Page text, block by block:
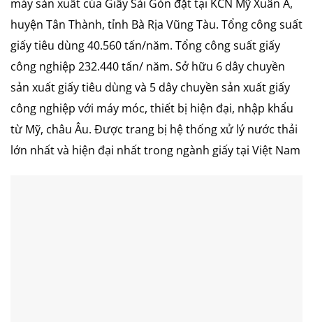
máy sản xuất của Giấy Sài Gòn đặt tại KCN Mỹ Xuân A,
huyện Tân Thành, tỉnh Bà Rịa Vũng Tàu. Tổng công suất
giấy tiêu dùng 40.560 tấn/năm. Tổng công suất giấy
công nghiệp 232.440 tấn/ năm. Sở hữu 6 dây chuyền
sản xuất giấy tiêu dùng và 5 dây chuyền sản xuất giấy
công nghiệp với máy móc, thiết bị hiện đại, nhập khẩu
từ Mỹ, châu Âu. Được trang bị hệ thống xử lý nước thải
lớn nhất và hiện đại nhất trong ngành giấy tại Việt Nam